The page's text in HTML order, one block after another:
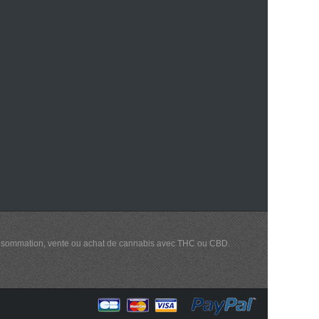
vente ou achat de cannabis avec THC ou CBD.